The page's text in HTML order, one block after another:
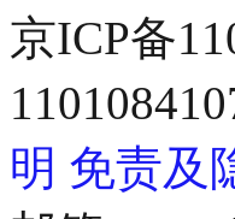
京ICP备
明 免责及